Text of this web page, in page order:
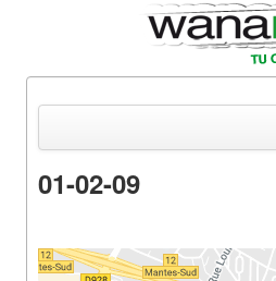
Equipements & Tests
01-02-09